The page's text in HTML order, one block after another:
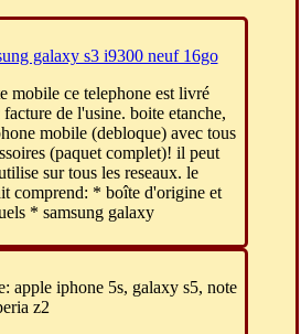
galaxy s3 i9300 neuf 16go
mobile ce telephone est livré
facture de l'usine. boite etanche,
mobile (debloque) avec tous
(paquet complet)! il peut
sur tous les reseaux. le
comprend: * boîte d'origine et
* samsung galaxy
apple iphone 5s, galaxy s5, note
z2